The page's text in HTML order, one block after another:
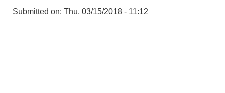
Submitted on: Thu, 03/15/2018 - 11:12